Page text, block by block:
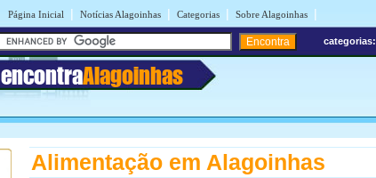
Página Inicial | Notícias Alagoinhas | Categorias | Sobre Alagoinhas |
encontraAlagoinhas
categorias:
Alimentação em Alagoinhas